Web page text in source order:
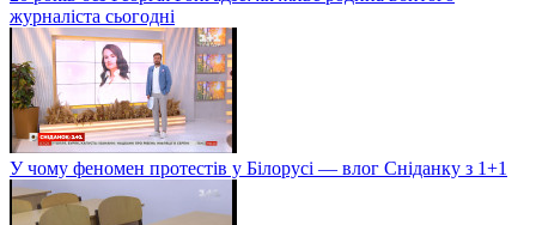
журналіста сьогодні
У чому феномен протестів у Білорусі — влог Сніданку з 1+1